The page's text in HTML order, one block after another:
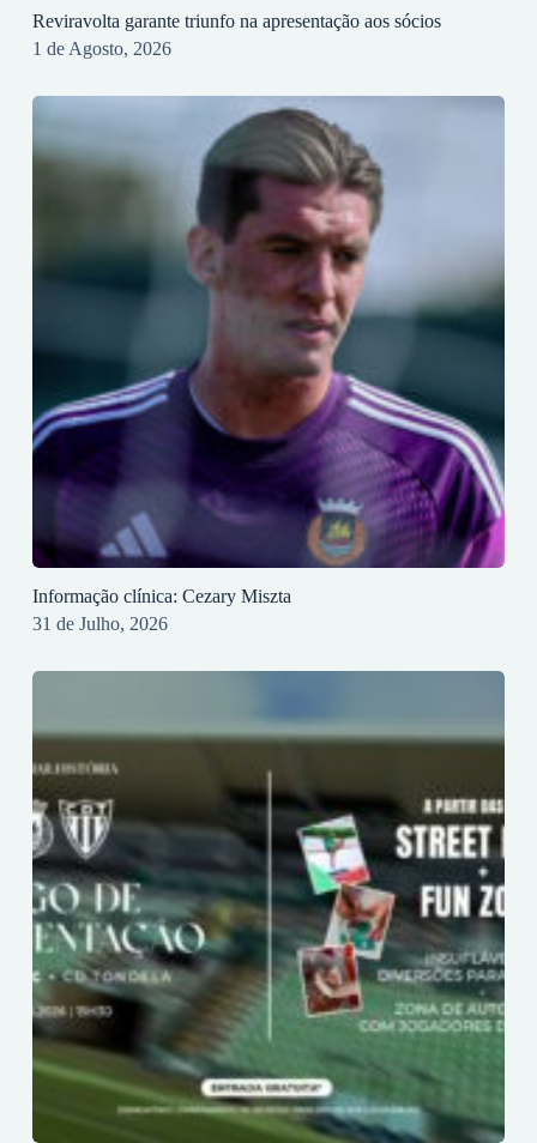
Reviravolta garante triunfo na apresentação aos sócios
1 de Agosto, 2026
Informação clínica: Cezary Miszta
31 de Julho, 2026